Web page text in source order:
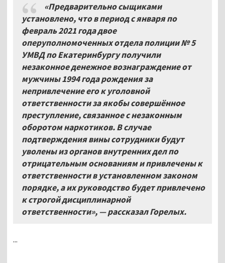
«Предварительно сыщиками
установлено, что в период с января по
февраль 2021 года двое
оперуполномоченных отдела полиции № 5
УМВД по Екатеринбургу получили
незаконное денежное вознаграждение от
мужчины 1994 года рождения за
непривлечение его к уголовной
ответственности за якобы совершённое
преступление, связанное с незаконным
оборотом наркотиков. В случае
подтверждения вины сотрудники будут
уволены из органов внутренних дел по
отрицательным основаниям и привлечены к
ответственности в установленном законом
порядке, а их руководство будет привлечено
к строгой дисциплинарной
ответственности», — рассказал Горелых.
...